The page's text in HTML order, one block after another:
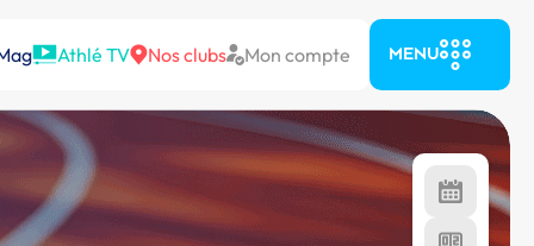
Athlé TV Nos clubs Mon compte MENU